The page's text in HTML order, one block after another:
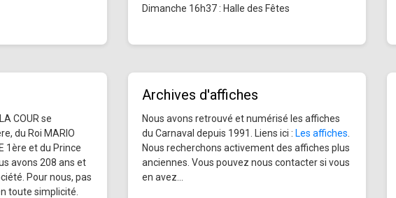
Dimanche 16h37 : Halle des Fêtes
COUR se
du Roi MARIO
1ère et du Prince
avons 208 ans et
Pour nous, pas
toute simplicité.
Archives d'affiches
Nous avons retrouvé et numérisé les affiches
du Carnaval depuis 1991. Liens ici : Les affiches
Nous recherchons activement des affiches plus
anciennes. Vous pouvez nous contacter si vous
en avez...